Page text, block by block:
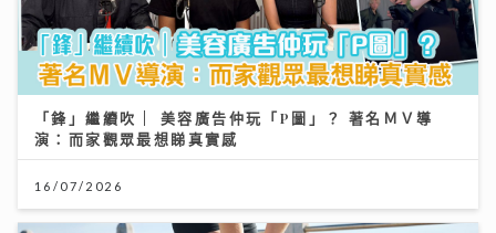
「鋒」繼續吹 | 美容廣告仲玩「P圖」？ 著名ＭＶ導
演：而家觀眾最想睇真實感
16/07/2026